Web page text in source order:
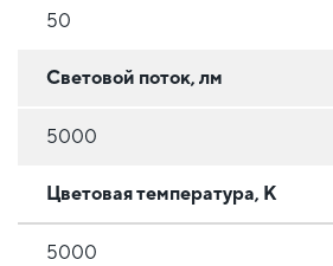
50
Световой поток, лм
5000
Цветовая температура, К
5000